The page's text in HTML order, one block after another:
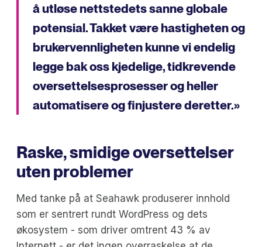
å utløse nettstedets sanne globale
potensial. Takket være hastigheten og
brukervennligheten kunne vi endelig
legge bak oss kjedelige, tidkrevende
oversettelsesprosesser og heller
automatisere og finjustere deretter.»
Raske, smidige oversettelser
uten problemer
Med tanke på at Seahawk produserer innhold
som er sentrert rundt WordPress og dets
økosystem - som driver omtrent 43 % av